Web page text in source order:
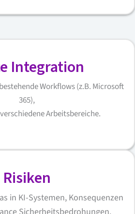
Integration
Workflows (z.B. Microsoft
365),
Arbeitsbereiche.
Risiken
in KI-Systemen, Konsequenzen